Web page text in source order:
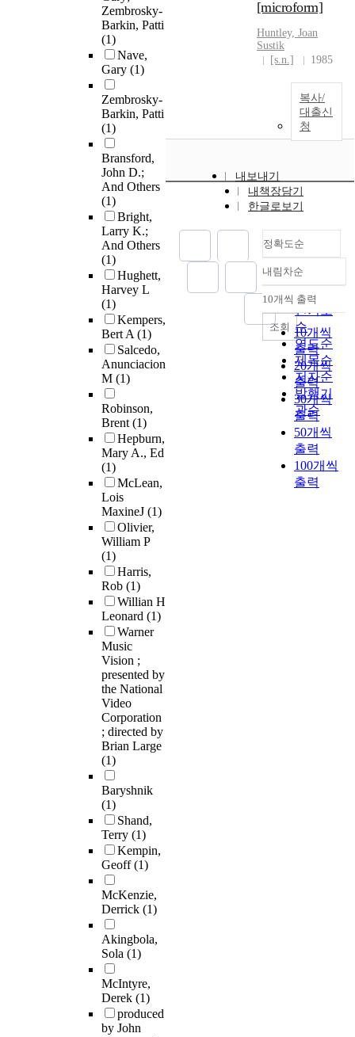
Zembrosky-
Barkin, Patti
(1)
Nave,
Gary (1)
Zembrosky-
Barkin, Patti
(1)
Bransford,
John D.;
And Others
(1)
Bright,
Larry K.;
And Others
(1)
Hughett,
Harvey L
(1)
Kempers,
Bert A(1)
Salcedo,
Anunciacion
M (1)
Robinson,
Brent(1)
Hepburn,
Mary A., Ed
(1)
McLean,
Lois
MaxineJ (1)
Olivier,
William P
(1)
Harris,
Rob (1)
Willian H
Leonard (1)
Warner
Music
Vision ;
presented by
the National
Video
Corporation
; directed by
Brian Large
(1)
Baryshnik
(1)
Shand,
Terry (1)
Kempin,
Geoff(1)
McKenzie,
Derrick (1)
Akingbola,
Sola (1)
McIntyre,
Derek (1)
produced
by John
[microform]
Huntley, Joan
Sustik
[s.n.]
1985
복사/
대출신
청
내보내기
내책장담기
한글로보기
정확도순
정확도
순
인기도
순
연도순
제목순
저자순
발행기
관순
내림차순
내림차순
10개씩 출력
10개씩
출력
20개씩
출력
30개씩
출력
50개씩
출력
100개씩
출력
조회